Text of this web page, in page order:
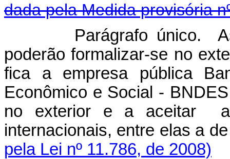
dada pela Medida provisória
Parágrafo único.
poderão formalizar-se no
fica a empresa pública
Econômico e Social -
no exterior e a aceitar
internacionais, entre elas a
pela Lei nº 11.786, de 2008)